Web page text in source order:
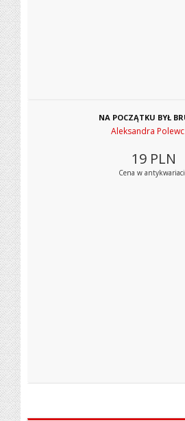
NA POCZĄTKU BYŁ
Aleksandra
19 PLN
Cena w